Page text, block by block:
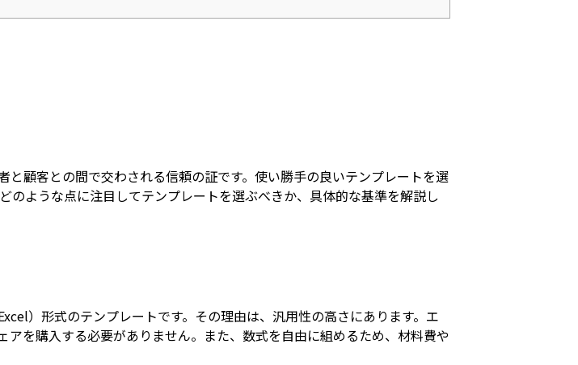
顧客との間で交わされる信頼の証です。使い勝手の良いテンプレートを選
ような点に注目してテンプレートを選ぶべきか、具体的な基準を解説し
）形式のテンプレートです。その理由は、汎用性の高さにあります。エ
を購入する必要がありません。また、数式を自由に組めるため、材料費や